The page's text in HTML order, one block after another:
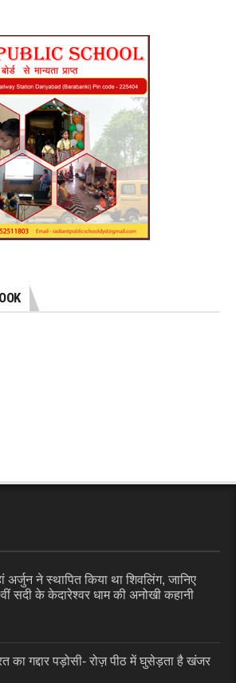
अर्जुन ने स्थापित किया था शिवलिंग, जानिए
सदी के केदारेश्वर धाम की अनोखी कहानी
का गद्दार पड़ोसी- रोज़ पीठ में घुसेड़ता है खंजर